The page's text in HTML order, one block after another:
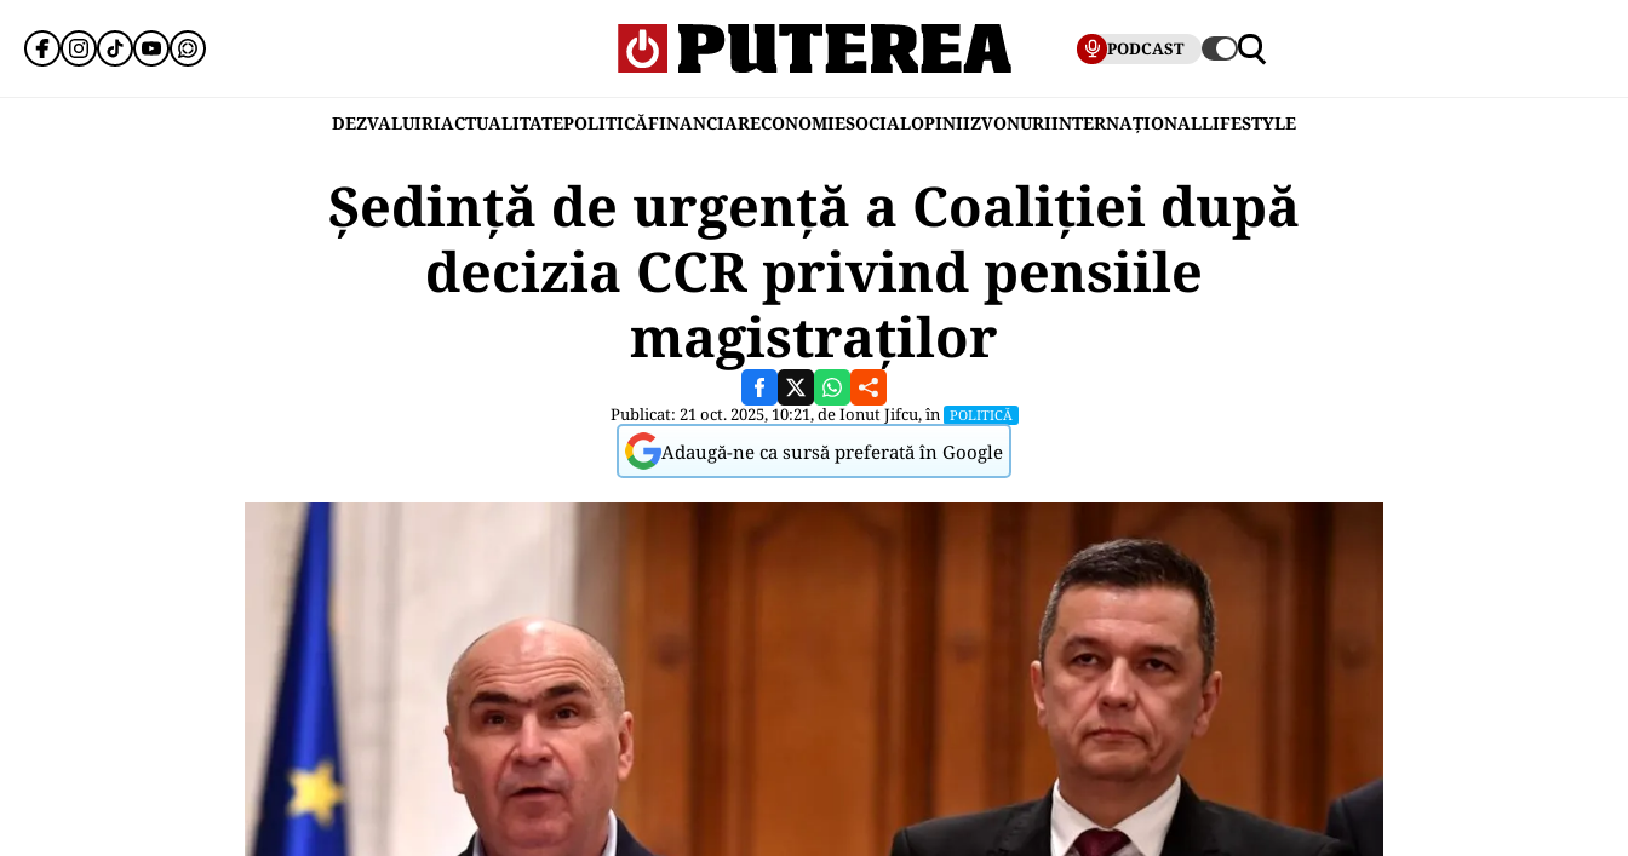
PODCAST
DEZVALUIRIACTUALITATEPOLITICĂFINANCIARECONOMIESOCIALOPINIIZVONURIINTERNAȚIONALLIFESTYLE
Ședință de urgență a Coaliției după
decizia CCR privind pensiile
magistraților
Publicat: 21 oct. 2025, 10:21, deIonut Jifcu, în POLITICĂ
Adaugă-ne ca sursă preferată în Google